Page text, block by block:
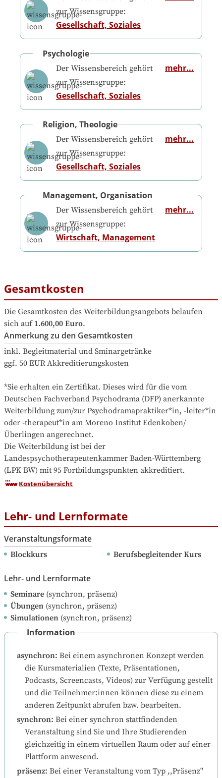
zur Wissensgruppe:
Gesellschaft, Soziales
Psychologie
Der Wissensbereich gehört
zur Wissensgruppe:
Gesellschaft, Soziales
mehr...
Religion, Theologie
Der Wissensbereich gehört
zur Wissensgruppe:
Gesellschaft, Soziales
mehr...
Management, Organisation
Der Wissensbereich gehört
zur Wissensgruppe:
Wirtschaft, Management
mehr...
Gesamtkosten
Die Gesamtkosten des Weiterbildungsangebots belaufen
sich auf 1.600,00 Euro.
Anmerkung zu den Gesamtkosten
inkl. Begleitmaterial und Sminargetränke
ggf. 50 EUR Akkreditierungskosten
*Sie erhalten ein Zertifikat. Dieses wird für die vom
Deutschen Fachverband Psychodrama (DFP) anerkannte
Weiterbildung zum/zur Psychodramapraktiker*in, -leiter*in
oder -therapeut*in am Moreno Institut Edenkoben/
Überlingen angerechnet.
Die Weiterbildung ist bei der
Landespsychotherapeutenkammer Baden-Württemberg
(LPK BW) mit 95 Fortbildungspunkten akkreditiert.
Kostenübersicht
Lehr- und Lernformate
Veranstaltungsformate
Blockkurs Berufsbegleitender Kurs
Lehr- und Lernformate
Seminare (synchron, präsenz)
Übungen (synchron, präsenz)
Simulationen (synchron, präsenz)
Information
asynchron: Bei einem asynchronen Konzept werden
die Kursmaterialien (Texte, Präsentationen,
Podcasts, Screencasts, Videos) zur Verfügung gestellt
und die Teilnehmer:innen können diese zu einem
anderen Zeitpunkt abrufen bzw. bearbeiten.
synchron: Bei einer synchron stattfindenden
Veranstaltung sind Sie und Ihre Studierenden
gleichzeitig in einem virtuellen Raum oder auf einer
Plattform anwesend.
präsenz: Bei einer Veranstaltung vom Typ ,,Präsenz"